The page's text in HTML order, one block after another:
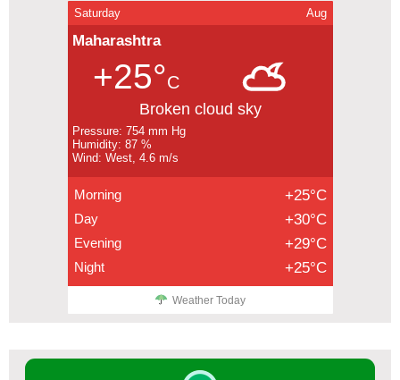
Saturday Aug
Maharashtra
+25°C
Broken cloud sky
Pressure: 754 mm Hg
Humidity: 87 %
Wind: West, 4.6 m/s
Morning +25°C
Day +30°C
Evening +29°C
Night +25°C
Weather Today